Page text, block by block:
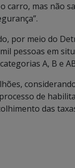
carro, mas não
por meio do
pessoas em
A, B e
de
das